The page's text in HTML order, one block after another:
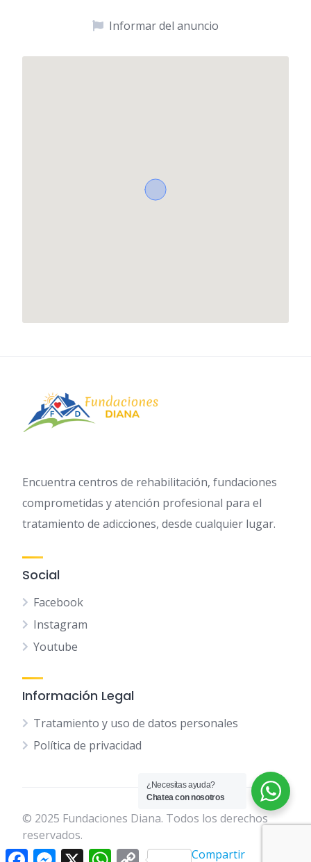
Informar del anuncio
Encuentra centros de rehabilitación, fundaciones
comprometidas y atención profesional para el
tratamiento de adicciones, desde cualquier lugar.
Social
Facebook
Instagram
Youtube
Información Legal
Tratamiento y uso de datos personales
Política de privacidad
© 2025 Fundaciones Diana. Todos los derechos
reservados.
FacebookMessenger
X WhatsApp
Copy Compartir
¿Necesitas ayuda?
Chatea con nosotros